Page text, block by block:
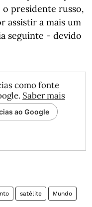
presidente russo,
assistir a mais um
seguinte - devido
como fonte
Saber mais
ao Google
satélite Mundo